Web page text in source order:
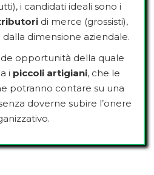
i candidati ideali sono i
di merce (grossisti),
dimensione aziendale.
opportunità della quale
i piccoli artigiani, che le
potranno contare su una
doverne subire l’onere